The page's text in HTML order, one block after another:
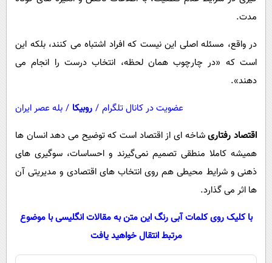
مدت.
در واقع، مسئله اصلی این نیست که افراد اشتباه می کنند، بلکه این
است که «در چارچوب همان لحظه، انتخاب درست را انجام می
دهند».
عضویت در کانال تلگرام / روبیکا / بله عصر ایران
اقتصاد رفتاریشاخه ‌ای از اقتصاد است که توضیح می ‌دهد انسان‌ ها
همیشه کاملا منطقی تصمیم نمی‌گیرند و احساسات، سوگیری ‌های
ذهنی و شرایط محیطی هم روی انتخاب ‌های اقتصادی و مدیریتی آن
‌ها اثر می ‌گذارد.
با کلیک روی کلمات آبی رنگ این متن به مقالات انگلیسی با موضوع
مرتبط انتقال خواهید یافت